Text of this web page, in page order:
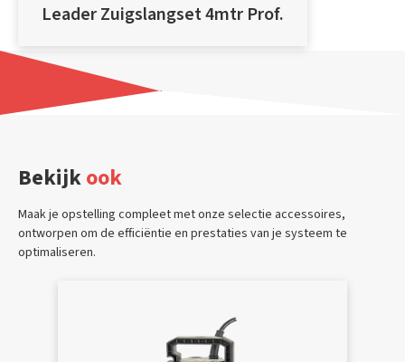
Leader Zuigslangset 4mtr Prof.
Bekijkook
Maak je opstelling compleet met onze selectie accessoires,
ontworpen om de efficiëntie en prestaties van je systeem te
optimaliseren.